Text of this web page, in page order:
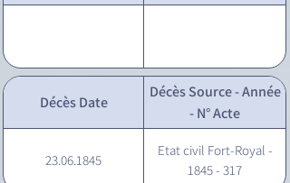
Décès Date
Décès Source - Année
- N° Acte
23.06.1845
Etat civil Fort-Royal -
1845 - 317